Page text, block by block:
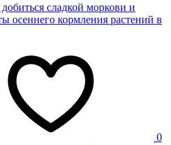
сладкой моркови и
осеннего кормления растений в
0